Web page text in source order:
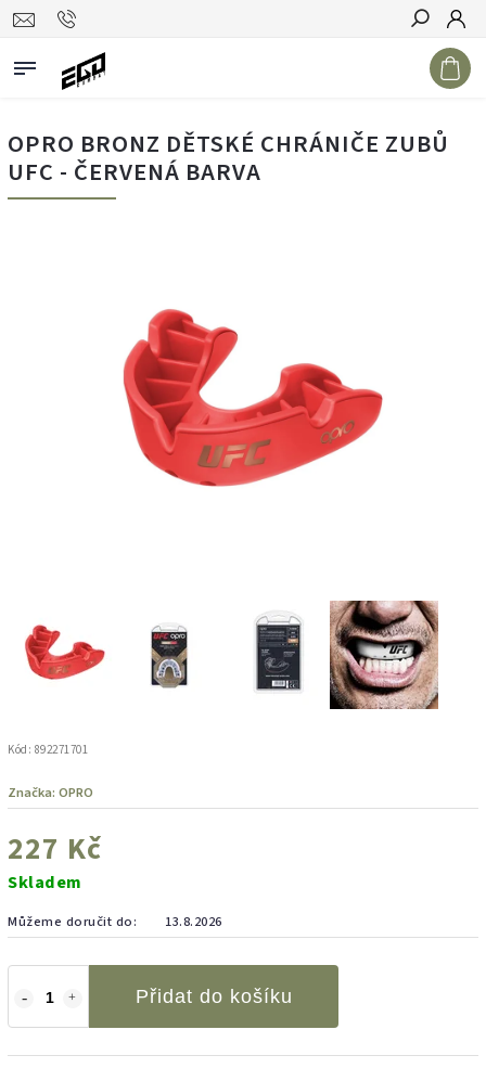
Hledat
OPRO BRONZ DĚTSKÉ CHRÁNIČE ZUBŮ
UFC - ČERVENÁ BARVA
Kód: 892271701
Značka: OPRO
227 Kč
Skladem
Můžeme doručit do: 13.8.2026
Přidat do košíku